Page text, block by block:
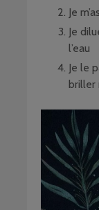
Je
Je
l’eau
Je le
briller